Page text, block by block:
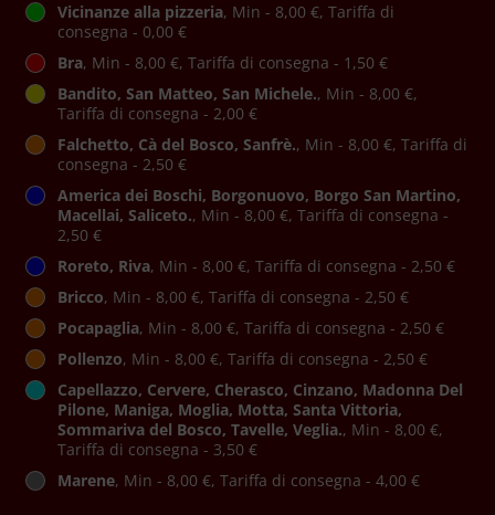
Vicinanze alla pizzeria, Min - 8,00 €, Tariffa di
consegna - 0,00 €
Bra, Min - 8,00 €, Tariffa di consegna - 1,50 €
Bandito, San Matteo, San Michele., Min - 8,00 €,
Tariffa di consegna - 2,00 €
Falchetto, Cà del Bosco, Sanfrè., Min - 8,00 €, Tariffa di
consegna - 2,50 €
America dei Boschi, Borgonuovo, Borgo San Martino,
Macellai, Saliceto., Min - 8,00 €, Tariffa di consegna -
2,50 €
Roreto, Riva, Min - 8,00 €, Tariffa di consegna - 2,50 €
Bricco, Min - 8,00 €, Tariffa di consegna - 2,50 €
Pocapaglia, Min - 8,00 €, Tariffa di consegna - 2,50 €
Pollenzo, Min - 8,00 €, Tariffa di consegna - 2,50 €
Capellazzo, Cervere, Cherasco, Cinzano, Madonna Del
Pilone, Maniga, Moglia, Motta, Santa Vittoria,
Sommariva del Bosco, Tavelle, Veglia., Min - 8,00 €,
Tariffa di consegna - 3,50 €
Marene, Min - 8,00 €, Tariffa di consegna - 4,00 €